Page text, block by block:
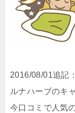
2016/08/01追記：
ルナハーブのキ
今口コミで人気